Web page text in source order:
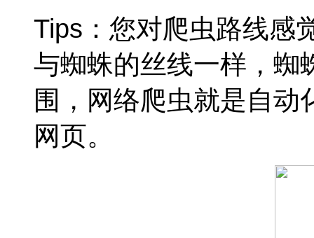
Tips：您对爬虫路线感
与蜘蛛的丝线一样，蜘
围，网络爬虫就是自动
网页。